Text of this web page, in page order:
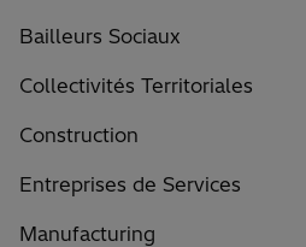
Bailleurs Sociaux
Collectivités Territoriales
Construction
Entreprises de Services
Manufacturing